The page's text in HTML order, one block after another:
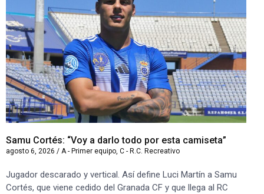
Samu Cortés: “Voy a darlo todo por esta camiseta”
agosto 6, 2026 / A - Primer equipo C - R.C. Recreativo
Jugador descarado y vertical. Así define Luci Martín a Samu
Cortés, que viene cedido del Granada CF y que llega al RC